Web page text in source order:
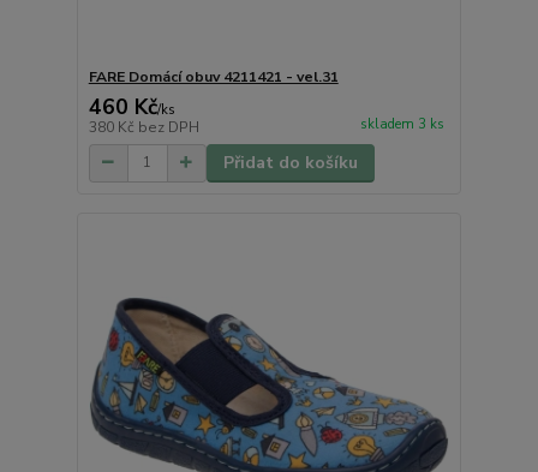
FARE Domácí obuv 4211421 - vel.31
460 Kč/ks
380 Kč bez DPH skladem 3 ks
Přidat do košíku